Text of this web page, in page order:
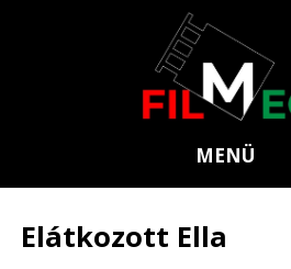
MENÜ
Elátkozott Ella